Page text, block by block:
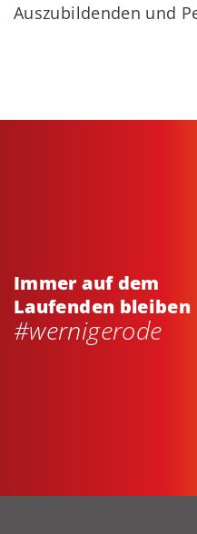
Auszubildenden und
Immer auf dem
Laufenden bleiben
#wernigerode